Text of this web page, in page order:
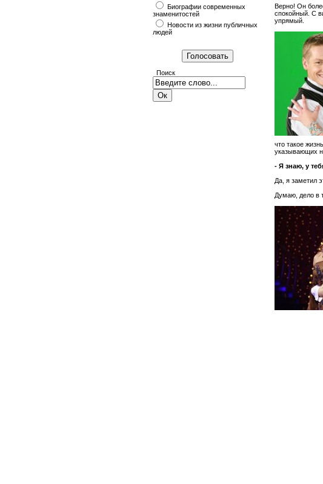
Биографии современных
знаменитостей
Новости из жизни публичных
людей
Поиск
Верно! Он
спокойный. С
упрямый.
что такое
указывающих
- Я знаю, у
Да, я заметил
Думаю, дело в